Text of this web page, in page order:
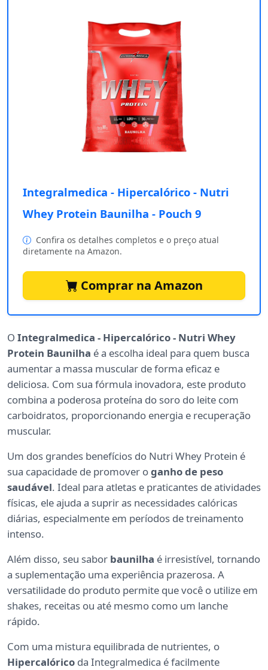
Integralmedica - Hipercalórico - Nutri
Whey Protein Baunilha - Pouch 9
Confira os detalhes completos e o preço atual
diretamente na Amazon.
Comprar na Amazon
O Integralmedica - Hipercalórico - Nutri Whey
Protein Baunilha é a escolha ideal para quem busca
aumentar a massa muscular de forma eficaz e
deliciosa. Com sua fórmula inovadora, este produto
combina a poderosa proteína do soro do leite com
carboidratos, proporcionando energia e recuperação
muscular.
Um dos grandes benefícios do Nutri Whey Protein é
sua capacidade de promover oganho de peso
saudável. Ideal para atletas e praticantes de atividades
físicas, ele ajuda a suprir as necessidades calóricas
diárias, especialmente em períodos de treinamento
intenso.
Além disso, seu sabor baunilha é irresistível, tornando
a suplementação uma experiência prazerosa. A
versatilidade do produto permite que você o utilize em
shakes, receitas ou até mesmo como um lanche
rápido.
Com uma mistura equilibrada de nutrientes, o
Hipercalórico da Integralmedica é facilmente